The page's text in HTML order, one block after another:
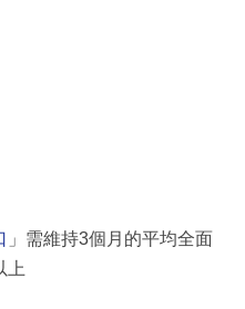
」需維持3個月的平均全面
上